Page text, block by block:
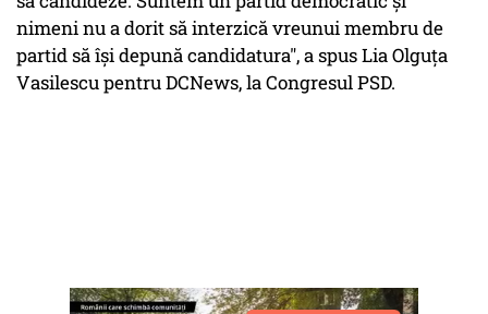
nimeni nu a dorit să interzică vreunui membru de
partid să îşi depună candidatura", a spus Lia Olguța
Vasilescu pentru DCNews, la Congresul PSD.